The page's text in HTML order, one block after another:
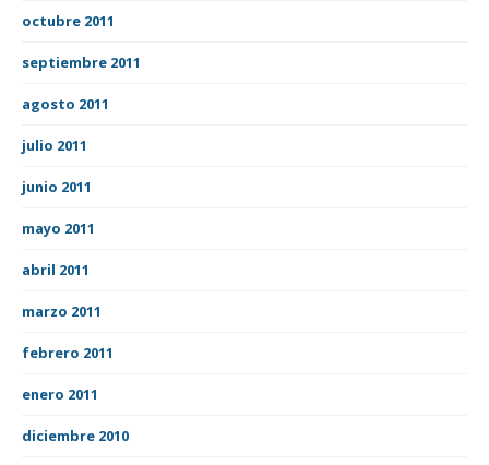
octubre 2011
septiembre 2011
agosto 2011
julio 2011
junio 2011
mayo 2011
abril 2011
marzo 2011
febrero 2011
enero 2011
diciembre 2010